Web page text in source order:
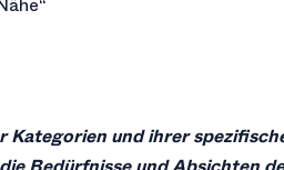
Kategorien und ihrer